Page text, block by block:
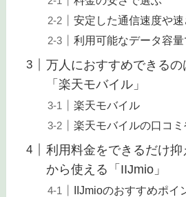
安定した通信速度や
利用可能なデータ容
万人におすすめできる
「楽天モバイル」
楽天モバイル
楽天モバイルの口コ
利用料金をできるだけ
から使える「IIJmio」
IIJmioのおすすめポイ